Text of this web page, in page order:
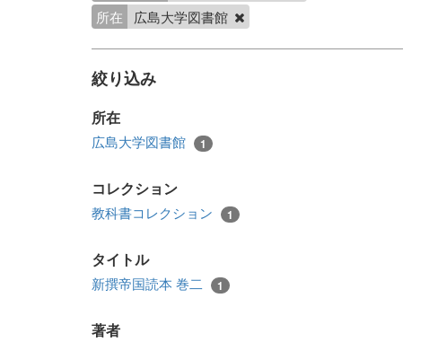
所在
広島大学図書館
絞り込み
所在
広島大学図書館 1
コレクション
教科書コレクション 1
タイトル
新撰帝国読本 巻二 1
著者